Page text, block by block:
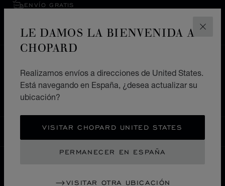
LE DAMOS LA BIENVENIDA A
CHOPARD
Realizamos envíos a direcciones de United States.
Está navegando en España, ¿desea actualizar su
ubicación?
VISITAR CHOPARD UNITED STATES
PERMANECER EN ESPAÑA
VISITAR OTRA UBICACIÓN
ENVÍO GRATIS
DEVOLUCIONES Y CAMBIOS
沼津市
ESPAÑA